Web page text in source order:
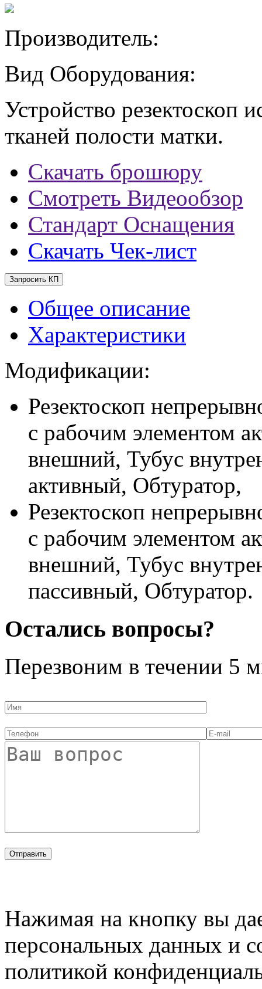
Производитель:
Вид Оборудования:
Устройство резектоскоп
тканей полости матки.
Скачать брошюру
Смотреть Видеообзор
Стандарт Оснащения
Скачать Чек-лист
Запросить КП
Общее описание
Характеристики
Модификации:
Резектоскоп
с рабочим элементом
внешний, Тубус
активный, Обтуратор,
Резектоскоп
с рабочим элементом
внешний, Тубус
пассивный, Обтуратор.
Остались вопросы?
Перезвоним в течении 5
Нажимая на кнопку вы
персональных данных и
политикой